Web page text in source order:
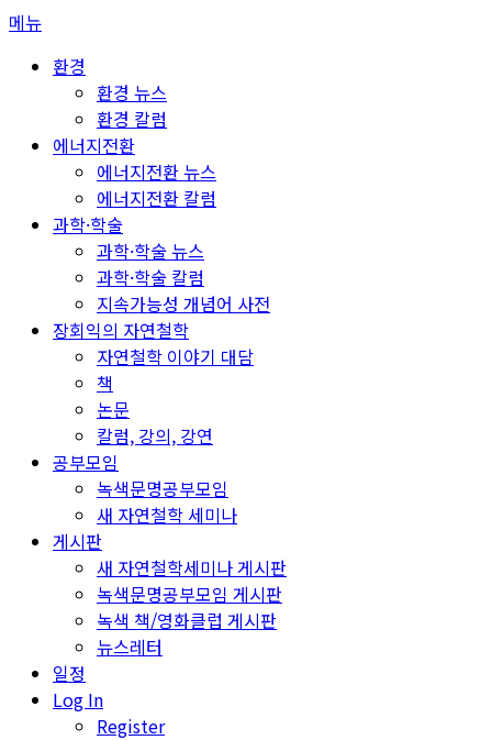
콘
메뉴
환경
환경 뉴스
환경 칼럼
에너지전환
에너지전환 뉴스
에너지전환 칼럼
과학·학술
과학·학술 뉴스
과학·학술 칼럼
지속가능성 개념어 사전
장회익의 자연철학
자연철학 이야기 대담
책
논문
칼럼, 강의, 강연
공부모임
녹색문명공부모임
새 자연철학 세미나
게시판
새 자연철학세미나 게시판
녹색문명공부모임 게시판
녹색 책/영화클럽 게시판
뉴스레터
일정
Log In
Register